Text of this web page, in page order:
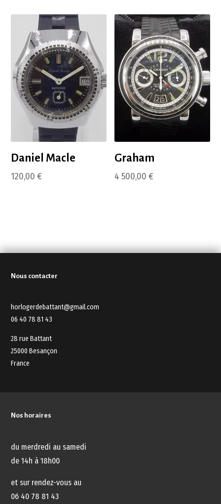
Daniel Macle
120,00€
Graham
4 500,00€
Nous contacter
horlogerdebattant@gmail.com
06 40 78 81 43
28 rue Battant
25000 Besançon
France
Nos horaires
du merdredi au samedi
de 14h à 18h00
et sur rendez-vous au
06 40 78 81 43